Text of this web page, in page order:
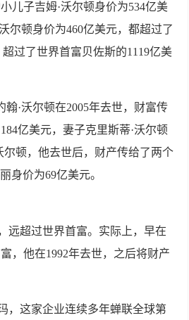
儿子吉姆·沃尔顿身价为534亿美
尔顿身价为460亿美元，都超过了
过了世界首富贝佐斯的1119亿美
·沃尔顿在2005年去世，财富传
亿美元，妻子克里斯蒂·沃尔顿
尔顿，他去世后，财产传给了两个
身价为69亿美元。
远超过世界首富。实际上，早在
，他在1992年去世，之后将财产
，这家企业连续多年蝉联全球第